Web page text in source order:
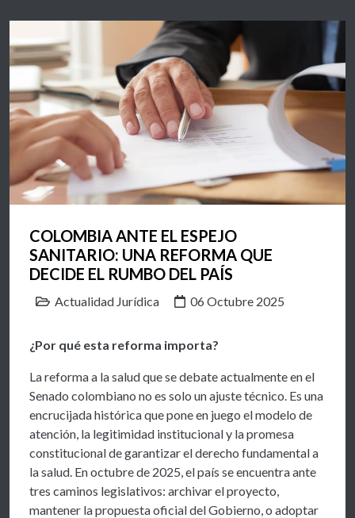
COLOMBIA ANTE EL ESPEJO
SANITARIO: UNA REFORMA QUE
DECIDE EL RUMBO DEL PAÍS
Actualidad Jurídica 06 Octubre 2025
¿Por qué esta reforma importa?
La reforma a la salud que se debate actualmente en el
Senado colombiano no es solo un ajuste técnico. Es una
encrucijada histórica que pone en juego el modelo de
atención, la legitimidad institucional y la promesa
constitucional de garantizar el derecho fundamental a
la salud. En octubre de 2025, el país se encuentra ante
tres caminos legislativos: archivar el proyecto,
mantener la propuesta oficial del Gobierno, o adoptar